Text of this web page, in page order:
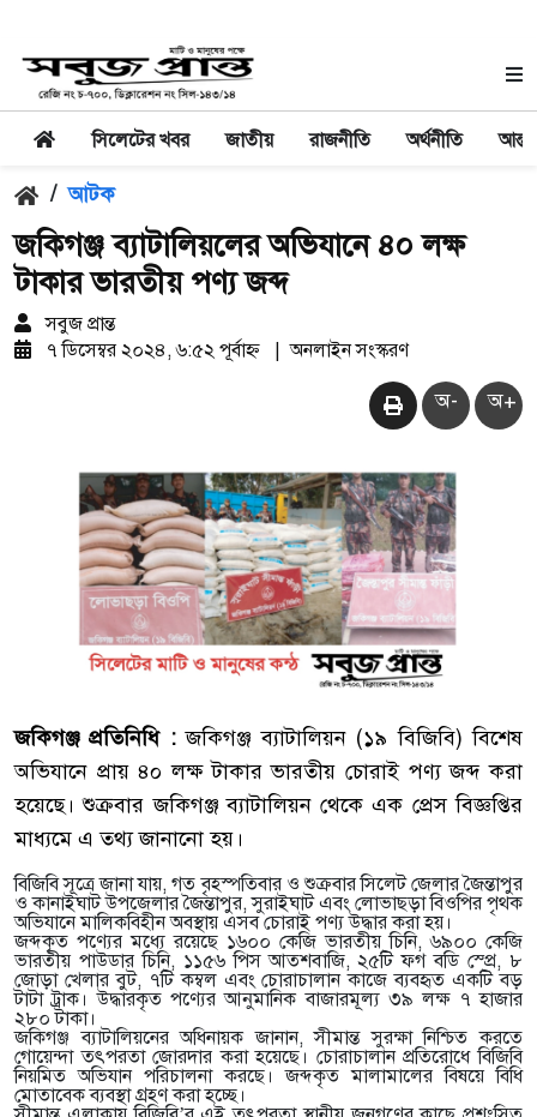
সিলেটের খবর জাতীয় রাজনীতি অর্থনীতি
/ আটক
জকিগঞ্জ ব্যাটালিয়লের অভিযানে ৪০ লক্ষ
টাকার ভারতীয় পণ্য জব্দ
সবুজ প্রান্ত
৭ ডিসেম্বর ২০২৪, ৬:৫২ পূর্বাহ্ন
অনলাইন সংস্করণ
অ- অ+
জকিগঞ্জ প্রতিনিধি :জকিগঞ্জ ব্যাটালিয়ন (১৯ বিজিবি) বিশেষ
অভিযানে প্রায় ৪০ লক্ষ টাকার ভারতীয় চোরাই পণ্য জব্দ করা
হয়েছে। শুক্রবার জকিগঞ্জ ব্যাটালিয়ন থেকে এক প্রেস বিজ্ঞপ্তির
মাধ্যমে এ তথ্য জানানো হয়।
বিজিবি সূত্রে জানা যায়, গত বৃহস্পতিবার ও শুক্রবার সিলেট জেলার জৈন্তাপুর
ও কানাইঘাট উপজেলার জৈন্তাপুর, সুরাইঘাট এবং লোভাছড়া বিওপির পৃথক
অভিযানে মালিকবিহীন অবস্থায় এসব চোরাই পণ্য উদ্ধার করা হয়।
জব্দকৃত পণ্যের মধ্যে রয়েছে ১৬০০ কেজি ভারতীয় চিনি, ৬৯০০ কেজি
ভারতীয় পাউডার চিনি, ১১৫৬ পিস আতশবাজি, ২৫টি ফগ বডি স্প্রে, ৮
জোড়া খেলার বুট, ৭টি কম্বল এবং চোরাচালান কাজে ব্যবহৃত একটি বড়
টাটা ট্রাক। উদ্ধারকৃত পণ্যের আনুমানিক বাজারমূল্য ৩৯ লক্ষ ৭ হাজার
২৮০ টাকা।
জকিগঞ্জ ব্যাটালিয়নের অধিনায়ক জানান, সীমান্ত সুরক্ষা নিশ্চিত করতে
গোয়েন্দা তৎপরতা জোরদার করা হয়েছে। চোরাচালান প্রতিরোধে বিজিবি
নিয়মিত অভিযান পরিচালনা করছে। জব্দকৃত মালামালের বিষয়ে বিধি
মোতাবেক ব্যবস্থা গ্রহণ করা হচ্ছে।